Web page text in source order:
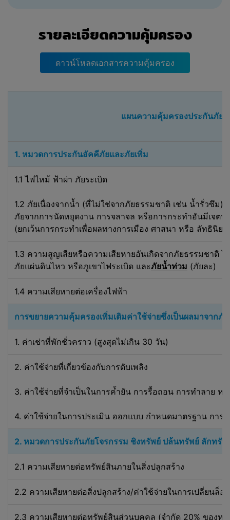
กรณีที่คุณระบุข้อมูลบางประการเข้ามา แล้ว
ระบบไม่สามารถคำนวณยอดเงินที่ประหยัดได้
จากการรีไฟแนนซ์ ระบบจะแสดงยอดเงินที่
ประหยัดได้โดยคำนวณจากค่าเฉลี่ยของ
กรณีที่มีการพบว่าสิ่งที่คำนวณมีข้อผิดพลาด
ต่อกันโดยวิธีใด
ทางเว็บไซต์ของบริษัทไม่มีการเรียกเก็บค่าใช้
ค่าธรรมเนียมที่ได้รับจากผู้ให้บริการเมื่อผู้เข้า
ชมถูกนำไปสู่เว็บไซต์ของผู้ให้บริการ
บริษัทไม่ได้เป็นเจ้าของหรือควบคุมผู้ให้บริการ
ที่แสดงอยู่ในเว็บไซต์ของบริษัท และบริษัทไม่
ได้เป็นเจ้าของ ควบคุมหรือดำเนินงานเว็บไซต์
เว็บไซต์ของผู้ให้บริการเพื่อการอ้างอิงและเพื่อ
ผิดชอบหรือรับผิดใดๆ
ในส่วนที่เกี่ยวกับเว็บไซต์เหล่านั้นหรือต่อความ
สูญเสียหรือความเสียหายที่อาจเกิดขึ้นจากการ
บริการอาจมีข้อกำหนดและเงื่อนไขและ
ของตนเอง และท่านควรจะอ่านข้อกำหนดและ
เว็บไซต์ของผู้ให้บริการ ข้อมูลที่แสดงอยู่ใน
ผลิตภัณฑ์และบริการของผู้ให้บริการ รวมทั้ง
มา ("เนื้อหาของการเปรียบเทียบ") จัดทำขึ้น
ตามสารสนเทศและข้อมูลที่บริษัทได้รับจากผู้
ยื่นผ่านเว็บไซต์ของบริษัท ด้วยเหตุผลดังกล่าว
ต่อความแม่นยำ ความสมบูรณ์หรือความถูก
รายละเอียดความคุ้มครอง
ดาวน์โหลดเอกสารความคุ้มครอง
แผนความคุ้มครองประกันภัย
1. หมวดการประกันอัคคีภัยและภัยเพิ่ม
1.1 ไฟไหม้ ฟ้าผ่า ภัยระเบิด
1.2 ภัยเนื่องจากน้ำ (ที่ไม่ใช่จากภัยธรรมชาติ เช่น น้ำรั่วซึม
ภัยจากการนัดหยุดงาน การจลาจล หรือการกระทำอันมีเจตน
(ยกเว้นการกระทำเพื่อผลทางการเมือง ศาสนา หรือ ลัทธินิย
1.3 ความสูญเสียหรือความเสียหายอันเกิดจากภัยธรรมชาติ
ภัยแผ่นดินไหว หรือภูเขาไฟระเบิด และภัยน้ำท่วม (ภัยละ)
1.4 ความเสียหายต่อเครื่องไฟฟ้า
การขยายความคุ้มครองเพิ่มเติมค่าใช้จ่ายซึ่งเป็นผลมาจาก
1. ค่าเช่าที่พักชั่วคราว (สูงสุดไม่เกิน 30 วัน)
2. ค่าใช้จ่ายที่เกี่ยวข้องกับการดับเพลิง
3. ค่าใช้จ่ายที่จำเป็นในการค้ำยัน การรื้อถอน การทำลาย ห
4. ค่าใช้จ่ายในการประเมิน ออกแบบ กำหนดมาตรฐาน การ
2. หมวดการประกันภัยโจรกรรม ชิงทรัพย์ ปล้นทรัพย์ ลักทรั
2.1 ความเสียหายต่อทรัพย์สินภายในสิ่งปลูกสร้าง
2.2 ความเสียหายต่อสิ่งปลูกสร้าง/ค่าใช้จ่ายในการเปลี่ยนล็อ
2.3 ความเสียหายต่อทรัพย์สินส่วนบุคคล (จำกัด 20% ของห